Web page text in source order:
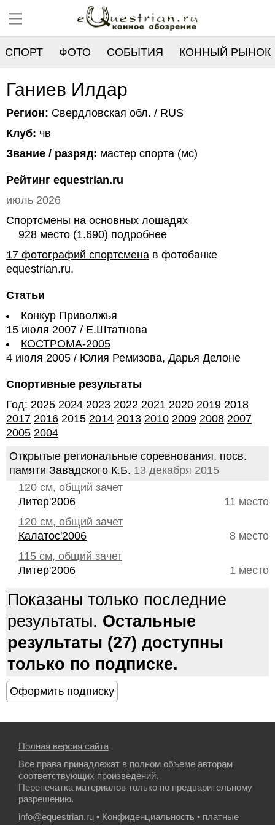
СПОРТ ФОТО СОБЫТИЯ КОННЫЙ РЫНОК
РЕЕСТР
Ганиев Илдар
Регион: Свердловская обл. / RUS
Клуб: чв
Звание / разряд: мастер спорта (мс)
Рейтинг equestrian.ru
июль 2026
Спортсмены на основных лошадях
928 место (1.690) подробнее
17 фотографий спортсмена в фотобанке
equestrian.ru.
Статьи
Конкур Приволжья
15 июля 2007 / Е.Штатнова
КОСТРОМА-2005
4 июля 2005 / Юлия Ремизова, Дарья Делоне
Спортивные результаты
Год: 2025 2024 2023 2022 2021 2020 2019 2018
2017 2016 2015 2014 2013 2010 2009 2008 2007
2005 2004
Открытые региональные соревнования, посв.
памяти Завадского К.Б. 13 декабря 2015
120 см, общий зачет
11 место
Литер'2006
120 см, общий зачет
8 место
Калатос'2006
115 см, общий зачет
1 место
Литер'2006
Показаны только последние
результаты. Остальные
результаты (27) доступны
только по подписке.
Полная версия сайта
Все права принадлежат в полном объеме авторам
соответствующих произведений.
Перепечатка материалов только по предварительному
разрешению.
info@equestrian.ru • Конфиденциальность • платные